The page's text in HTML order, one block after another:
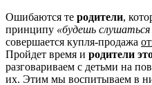
Ошибаются те родители,
принципу «будешь слушаться
совершается купля-продажа
Пройдет время и родители
разговариваем с детьми на
их. Этим мы воспитываем в